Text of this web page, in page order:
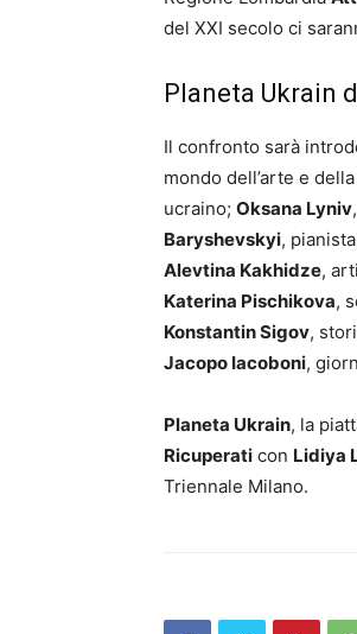
del XXI secolo ci
Planeta Ukrain
Il confronto sarà
mondo dell’arte e
ucraino; Oksana Lyniv
Baryshevskyi,
Alevtina Kakhidze,
Katerina Pischikova,
Konstantin Sigov,
Jacopo Iacoboni,
Planeta Ukrain, la
Ricuperati con Lidiya
Triennale Milano.